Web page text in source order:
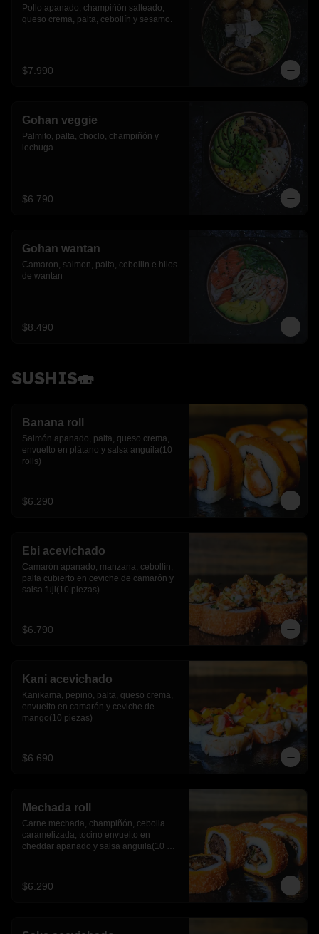
Pollo apanado, champiñón salteado,
queso crema, palta, cebollín y sesamo.
$7.990
Gohan veggie
Palmito, palta, choclo, champiñón y
lechuga.
$6.790
Gohan wantan
Camaron, salmon, palta, cebollin e hilos
de wantan
$8.490
SUSHIS🍣
Banana roll
Salmón apanado, palta, queso crema,
envuelto en plátano y salsa anguila(10
rolls)
$6.290
Ebi acevichado
Camarón apanado, manzana, cebollín,
palta cubierto en ceviche de camarón y
salsa fuji(10 piezas)
$6.790
Kani acevichado
Kanikama, pepino, palta, queso crema,
envuelto en camarón y ceviche de
mango(10 piezas)
$6.690
Mechada roll
Carne mechada, champiñón, cebolla
caramelizada, tocino envuelto en
cheddar apanado y salsa anguila(10
$6.290